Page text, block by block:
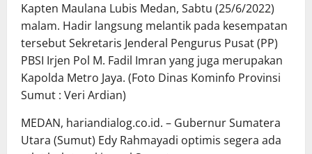
Kapten Maulana Lubis Medan, Sabtu (25/6/2022)
malam. Hadir langsung melantik pada kesempatan
tersebut Sekretaris Jenderal Pengurus Pusat (PP)
PBSI Irjen Pol M. Fadil Imran yang juga merupakan
Kapolda Metro Jaya. (Foto Dinas Kominfo Provinsi
Sumut : Veri Ardian)
MEDAN, hariandialog.co.id. – Gubernur Sumatera
Utara (Sumut) Edy Rahmayadi optimis segera ada